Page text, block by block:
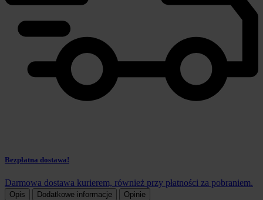
Bezpłatna dostawa!
Darmowa dostawa kurierem, również przy płatności za pobraniem.
Opis Dodatkowe informacje Opinie